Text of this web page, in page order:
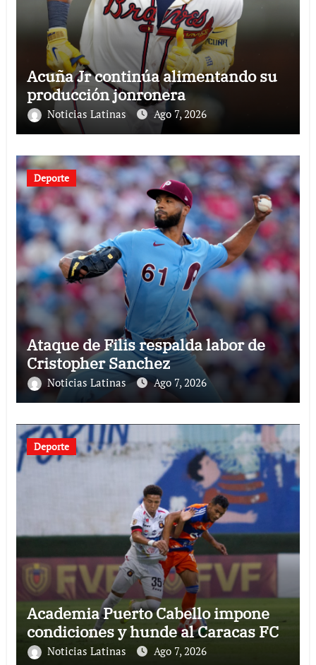
Acuña Jr continúa alimentando su
producción jonronera
Noticias Latinas Ago 7, 2026
Deporte
Ataque de Filis respalda labor de
Cristopher Sanchez
Noticias Latinas Ago 7, 2026
Deporte
Academia Puerto Cabello impone
condiciones y hunde al Caracas FC
Noticias Latinas Ago 7, 2026